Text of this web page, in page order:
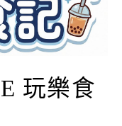
玩樂食